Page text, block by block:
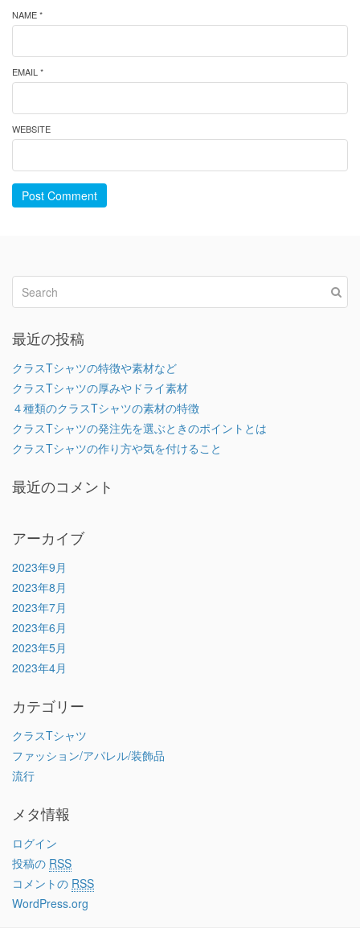
NAME *
EMAIL *
WEBSITE
Post Comment
最近の投稿
クラスTシャツの特徴や素材など
クラスTシャツの厚みやドライ素材
４種類のクラスTシャツの素材の特徴
クラスTシャツの発注先を選ぶときのポイントとは
クラスTシャツの作り方や気を付けること
最近のコメント
アーカイブ
2023年9月
2023年8月
2023年7月
2023年6月
2023年5月
2023年4月
カテゴリー
クラスTシャツ
ファッション/アパレル/装飾品
流行
メタ情報
ログイン
投稿の RSS
コメントの RSS
WordPress.org